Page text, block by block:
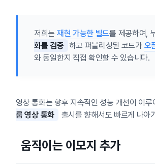
저희는 재현 가능한 빌드를 제공하여,
화를 검증 하고 퍼블리싱된 코드가 오
와 동일한지 직접 확인할 수 있습니다.
영상 통화는 향후 지속적인 성능 개선이 이루
룹 영상 통화
출시를 향해서도 빠르게 나아
움직이는 이모지 추가